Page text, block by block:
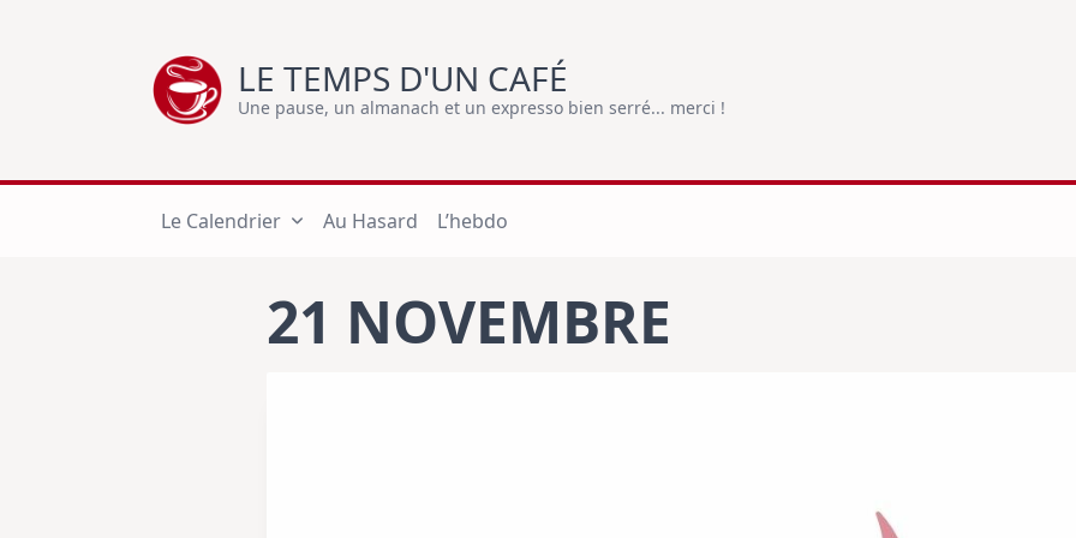
LE TEMPS D'UN CAFÉ
Une pause, un almanach et un expresso bien serré... merci !
Le Calendrier Au Hasard L’hebdo
21 NOVEMBRE